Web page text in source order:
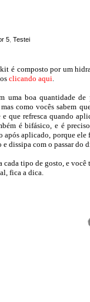
5 Testei
é composto por um
clicando aqui
uma boa quantidade
como vocês sabem
que refresca quando
é bifásico, e é
aplicado, porque
dissipa com o passar do
tipo de gosto, e
fica a dica.